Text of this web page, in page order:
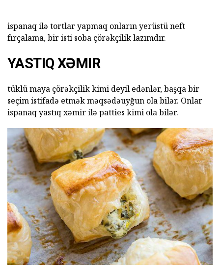
ispanaq ilə tortlar yapmaq onların yerüstü neft
fırçalama, bir isti soba çörəkçilik lazımdır.
YASTIQ XƏMIR
tüklü maya çörəkçilik kimi deyil edənlər, başqa bir
seçim istifadə etmək məqsədəuyğun ola bilər. Onlar
ispanaq yastıq xəmir ilə patties kimi ola bilər.